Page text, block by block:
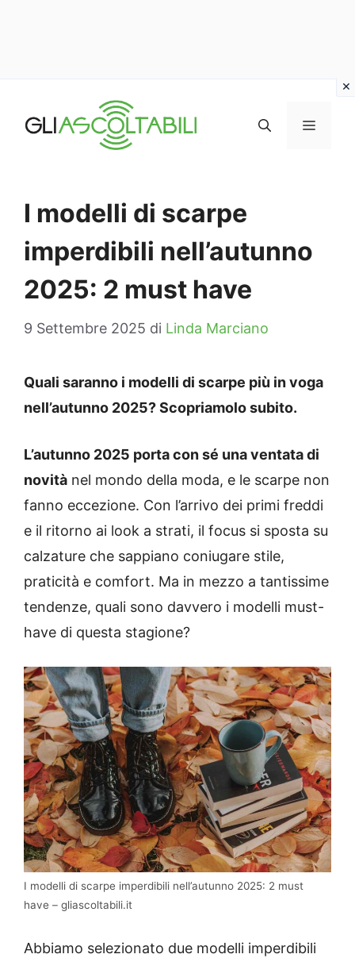
MENU
I modelli di scarpe
imperdibili nell’autunno
2025: 2 must have
9 Settembre 2025 di Linda Marciano
Quali saranno i modelli di scarpe più in voga
nell’autunno 2025? Scopriamolo subito.
L’autunno 2025 porta con sé una ventata di
novità nel mondo della moda, e le scarpe non
fanno eccezione. Con l’arrivo dei primi freddi
e il ritorno ai look a strati, il focus si sposta su
calzature che sappiano coniugare stile,
praticità e comfort. Ma in mezzo a tantissime
tendenze, quali sono davvero i modelli must-
have di questa stagione?
I modelli di scarpe imperdibili nell’autunno 2025: 2 must
have – gliascoltabili.it
Abbiamo selezionato due modelli imperdibili